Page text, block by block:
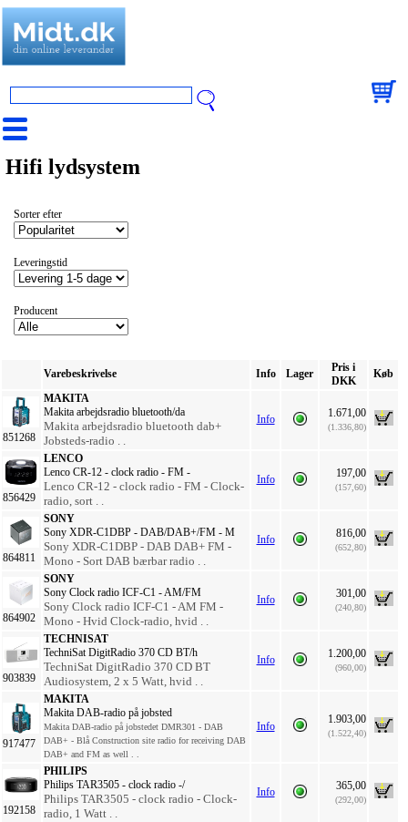
Hifi lydsystem
Sorter efter
Leveringstid
Producent
Varebeskrivelse Info Lager
Pris i
DKK
Køb
851268
MAKITA
Makita arbejdsradio bluetooth/da
Makita arbejdsradio bluetooth dab+
Jobsteds-radio . .
Info 1.671,00
(1.336,80)
856429
LENCO
Lenco CR-12 - clock radio - FM -
Lenco CR-12 - clock radio - FM - Clock-
radio, sort . .
Info 197,00
(157,60)
864811
SONY
Sony XDR-C1DBP - DAB/DAB+/FM - M
Sony XDR-C1DBP - DAB DAB+ FM -
Mono - Sort DAB bærbar radio . .
Info 816,00
(652,80)
864902
SONY
Sony Clock radio ICF-C1 - AM/FM
Sony Clock radio ICF-C1 - AM FM -
Mono - Hvid Clock-radio, hvid . .
Info 301,00
(240,80)
903839
TECHNISAT
TechniSat DigitRadio 370 CD BT/h
TechniSat DigitRadio 370 CD BT
Audiosystem, 2 x 5 Watt, hvid . .
Info 1.200,00
(960,00)
917477
MAKITA
Makita DAB-radio på jobsted
Makita DAB-radio på jobstedet DMR301 - DAB
DAB+ - Blå Construction site radio for receiving DAB
DAB+ and FM as well . .
Info
1.903,00
(1.522,40)
192158
PHILIPS
Philips TAR3505 - clock radio -/
Philips TAR3505 - clock radio - Clock-
radio, 1 Watt . .
Info 365,00
(292,00)